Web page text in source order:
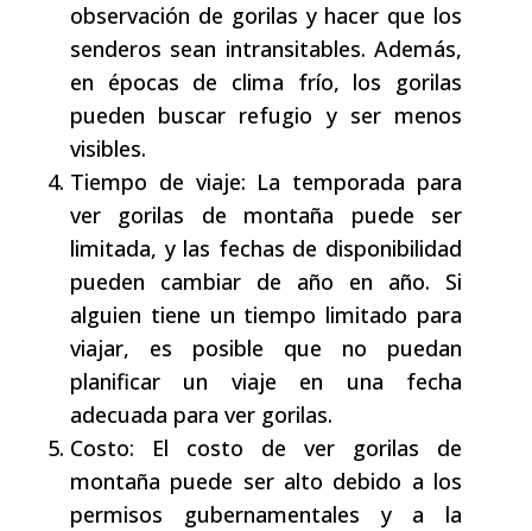
observación de gorilas y hacer que los
senderos sean intransitables. Además,
en épocas de clima frío, los gorilas
pueden buscar refugio y ser menos
visibles.
Tiempo de viaje: La temporada para
ver gorilas de montaña puede ser
limitada, y las fechas de disponibilidad
pueden cambiar de año en año. Si
alguien tiene un tiempo limitado para
viajar, es posible que no puedan
planificar un viaje en una fecha
adecuada para ver gorilas.
Costo: El costo de ver gorilas de
montaña puede ser alto debido a los
permisos gubernamentales y a la